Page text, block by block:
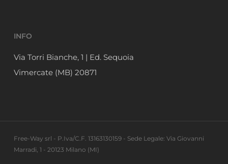
INFO
Via Torri Bianche, 1 | Ed. Sequoia
Vimercate (MB) 20871
Free-Way srl - P.Iva/C.F. 13163130159 - Sede Legale: Via Giovanni
Marradi, 1 - 20123 Milano (MI)